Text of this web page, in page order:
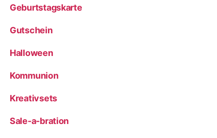
Geburtstagskarte
Gutschein
Halloween
Kommunion
Kreativsets
Sale-a-bration